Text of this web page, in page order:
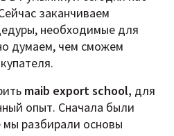
заканчиваем
необходимые для
думаем, чем сможем
maib export school, для
опыт. Сначала были
разбирали основы